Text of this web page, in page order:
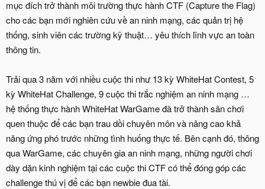
mục đích trở thành môi trường thực hành CTF (Capture the Flag)
cho các bạn mới nghiên cứu về an ninh mạng, các quản trị hệ
thống, sinh viên các trường kỹ thuật… yêu thích lĩnh vực an toàn
thông tin.
Trải qua 3 năm với nhiều cuộc thi như 13 kỳ WhiteHat Contest, 5
kỳ WhiteHat Challenge, 9 cuộc thi trắc nghiệm an ninh mạng …
hệ thống thực hành WhiteHat WarGame đã trở thành sân chơi
quen thuộc để các bạn trau dồi chuyên môn và nâng cao khả
năng ứng phó trước những tình huống thực tế. Bên cạnh đó, thông
qua WarGame, các chuyên gia an ninh mạng, những người chơi
dày dặn kinh nghiệm tại các cuộc thi CTF có thể đóng góp các
challenge thú vị để các bạn newbie đua tài.